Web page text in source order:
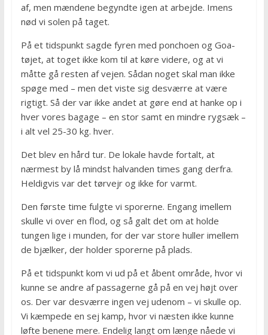
af, men mændene begyndte igen at arbejde. Imens
nød vi solen på taget.
På et tidspunkt sagde fyren med ponchoen og Goa-
tøjet, at toget ikke kom til at køre videre, og at vi
måtte gå resten af vejen. Sådan noget skal man ikke
spøge med – men det viste sig desværre at være
rigtigt. Så der var ikke andet at gøre end at hanke op i
hver vores bagage – en stor samt en mindre rygsæk –
i alt vel 25-30 kg. hver.
Det blev en hård tur. De lokale havde fortalt, at
nærmest by lå mindst halvanden times gang derfra.
Heldigvis var det tørvejr og ikke for varmt.
Den første time fulgte vi sporerne. Engang imellem
skulle vi over en flod, og så galt det om at holde
tungen lige i munden, for der var store huller imellem
de bjælker, der holder sporerne på plads.
På et tidspunkt kom vi ud på et åbent område, hvor vi
kunne se andre af passagerne gå på en vej højt over
os. Der var desværre ingen vej udenom – vi skulle op.
Vi kæmpede en sej kamp, hvor vi næsten ikke kunne
løfte benene mere. Endelig langt om længe nåede vi